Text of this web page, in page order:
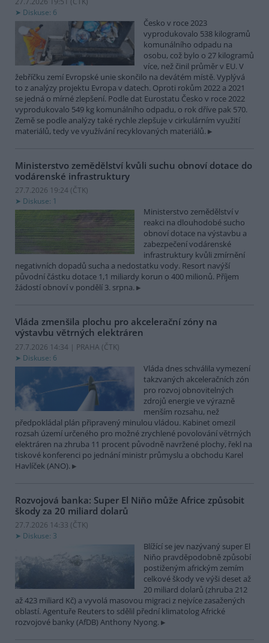
Diskuse: 6
Česko v roce 2023
vyprodukovalo 538 kilogramů
komunálního odpadu na
osobu, což bylo o 27 kilogramů
více, než činil průměr v EU. V
žebříčku zemí Evropské unie skončilo na devátém místě. Vyplývá
to z analýzy projektu Evropa v datech. Oproti rokům 2022 a 2021
se jedná o mírné zlepšení. Podle dat Eurostatu Česko v roce 2022
vyprodukovalo 549 kg komunálního odpadu, o rok dříve pak 570.
Země se podle analýzy také rychle zlepšuje v cirkulárním využití
materiálů, tedy ve využívání recyklovaných materiálů.
Ministerstvo zemědělství kvůli suchu obnoví dotace do
vodárenské infrastruktury
27.7.2026 19:24 (ČTK)
Diskuse: 1
Ministerstvo zemědělství v
reakci na dlouhodobé sucho
obnoví dotace na výstavbu a
zabezpečení vodárenské
infrastruktury kvůli zmírnění
negativních dopadů sucha a nedostatku vody. Resort navýší
původní částku dotace 1,1 miliardy korun o 400 milionů. Příjem
žádostí obnoví v pondělí 3. srpna.
Vláda zmenšila plochu pro akcelerační zóny na
výstavbu větrných elektráren
27.7.2026 14:34 | PRAHA (ČTK)
Diskuse: 6
Vláda dnes schválila vymezení
takzvaných akceleračních zón
pro rozvoj obnovitelných
zdrojů energie ve výrazně
menším rozsahu, než
předpokládal plán připravený minulou vládou. Kabinet omezil
rozsah území určeného pro možné zrychlené povolování větrných
elektráren na zhruba 11 procent původně navržené plochy, řekl na
tiskové konferenci po jednání ministr průmyslu a obchodu Karel
Havlíček (ANO).
Rozvojová banka: Super El Niňo může Africe způsobit
škody za 20 miliard dolarů
27.7.2026 14:33 (ČTK)
Diskuse: 3
Blížící se jev nazývaný super El
Niňo pravděpodobně způsobí
postiženým africkým zemím
celkové škody ve výši deset až
20 miliard dolarů (zhruba 212
až 423 miliard Kč) a vyvolá masovou migraci z nejvíce zasažených
oblastí. Agentuře Reuters to sdělil přední klimatolog Africké
rozvojové banky (AfDB) Anthony Nyong.